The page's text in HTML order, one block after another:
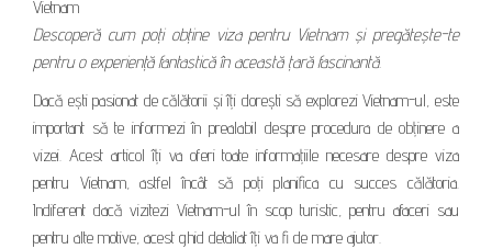
Descoperă cum poți obține viza pentru Vietnam și pregătește-te
pentru o experiență fantastică în această țară fascinantă.
Dacă ești pasionat de călătorii și îți dorești să explorezi Vietnam-ul, este
important să te informezi în prealabil despre procedura de obținere a
vizei. Acest articol îți va oferi toate informațiile necesare despre viza
pentru Vietnam, astfel încât să poți planifica cu succes călătoria.
Indiferent dacă vizitezi Vietnam-ul în scop turistic, pentru afaceri sau
pentru alte motive, acest ghid detaliat îți va fi de mare ajutor.